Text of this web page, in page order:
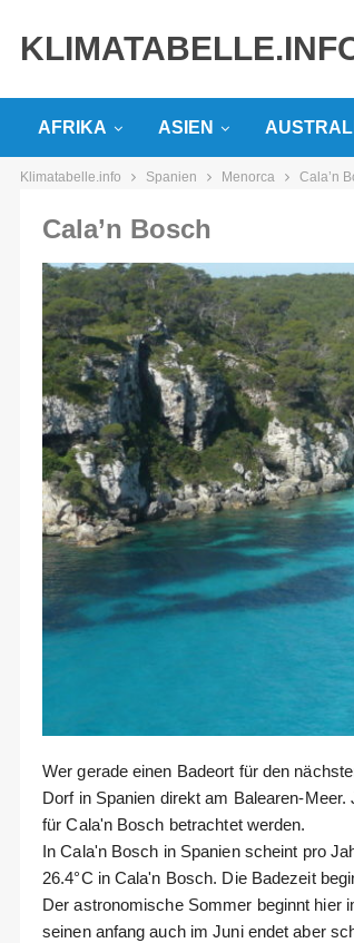
AFRIKA ASIEN
Klimatabelle.info Spanien Menorca Cala’n
Cala’n Bosch
Wer gerade einen Badeort für den
Dorf in Spanien direkt am Balearen-
für Cala'n Bosch betrachtet werden.
In Cala'n Bosch in Spanien scheint pro
26.4°C in Cala'n Bosch. Die Badezeit
Der astronomische Sommer beginnt hier
seinen anfang auch im Juni endet aber